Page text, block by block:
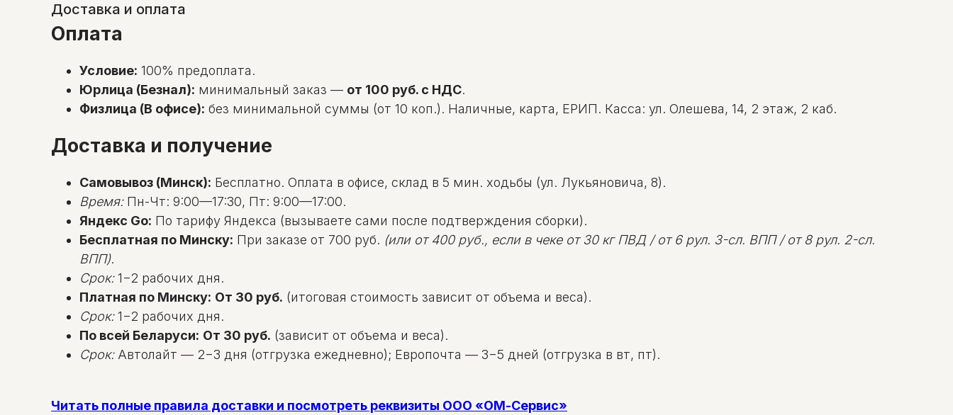
Доставка и оплата
Оплата
Условие: 100% предоплата.
Юрлица (Безнал): минимальный заказ — от 100 руб. с НДС.
Физлица (В офисе): без минимальной суммы (от 10 коп.). Наличные, карта, ЕРИП. Касса: ул. Олешева, 14, 2 этаж, 2 каб.
Доставка и получение
Самовывоз (Минск): Бесплатно. Оплата в офисе, склад в 5 мин. ходьбы (ул. Лукьяновича, 8).
Время:Пн-Чт: 9:00—17:30, Пт: 9:00—17:00.
Яндекс Go: По тарифу Яндекса (вызываете сами после подтверждения сборки).
Бесплатная по Минску: При заказе от 700 руб. (или от 400 руб., если в чеке от 30 кг ПВД / от 6 рул. 3-сл. ВПП / от 8 рул. 2-сл.
ВПП).
Срок:1−2 рабочих дня.
Платная по Минску: От 30 руб. (итоговая стоимость зависит от объема и веса).
Срок:1−2 рабочих дня.
По всей Беларуси: От 30 руб. (зависит от объема и веса).
Срок:Автолайт — 2−3 дня (отгрузка ежедневно); Европочта — 3−5 дней (отгрузка в вт, пт).
Читать полные правила доставки и посмотреть реквизиты ООО «ОМ-Сервис»